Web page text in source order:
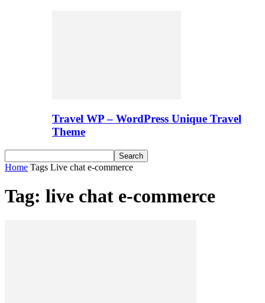
Travel WP – WordPress Unique Travel
Theme
Home Tags Live chat e-commerce
Tag: live chat e-commerce